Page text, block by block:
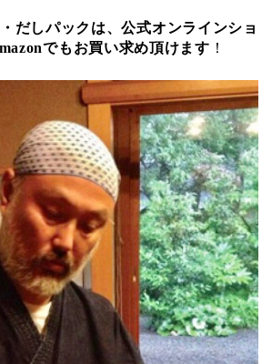
だしパックは、公式オンラインショ
でもお買い求め頂けます ！